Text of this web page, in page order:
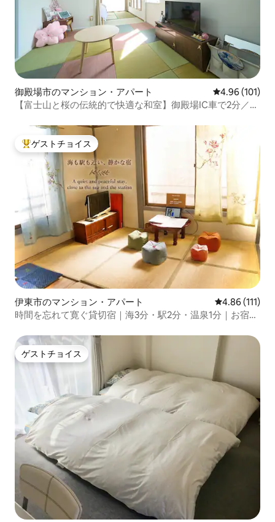
御殿場市のマンション・アパート レビュー101
4.96 (101)
【富士山と桜の伝統的で快適な和室】御殿場IC車で2分／河
大好評のゲストチョイスです。
ゲストチョイス
伊東市のマンション・アパート レビュー111
4.86 (111)
時間を忘れて寛ぐ貸切宿｜海3分・駅2分・温泉1分｜お宿・
ゲストチョイス
ゲストチョイス